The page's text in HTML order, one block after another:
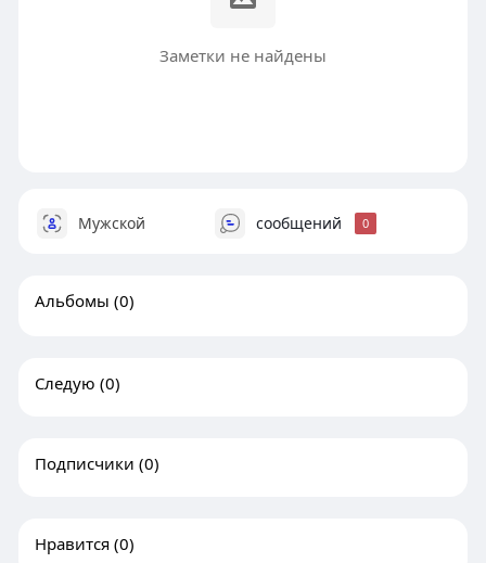
Заметки не найдены
Мужской сообщений 0
Альбомы (0)
Следую (0)
Подписчики (0)
Нравится (0)